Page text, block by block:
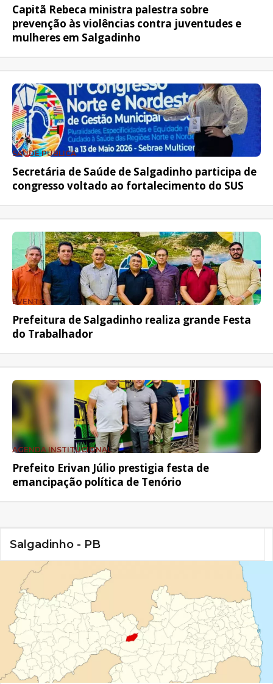
Capitã Rebeca ministra palestra sobre
prevenção às violências contra juventudes e
mulheres em Salgadinho
SAÚDE PÚBLICA
Secretária de Saúde de Salgadinho participa de
congresso voltado ao fortalecimento do SUS
EVENTO
Prefeitura de Salgadinho realiza grande Festa
do Trabalhador
AGENDA INSTITUCIONAL
Prefeito Erivan Júlio prestigia festa de
emancipação política de Tenório
Salgadinho - PB